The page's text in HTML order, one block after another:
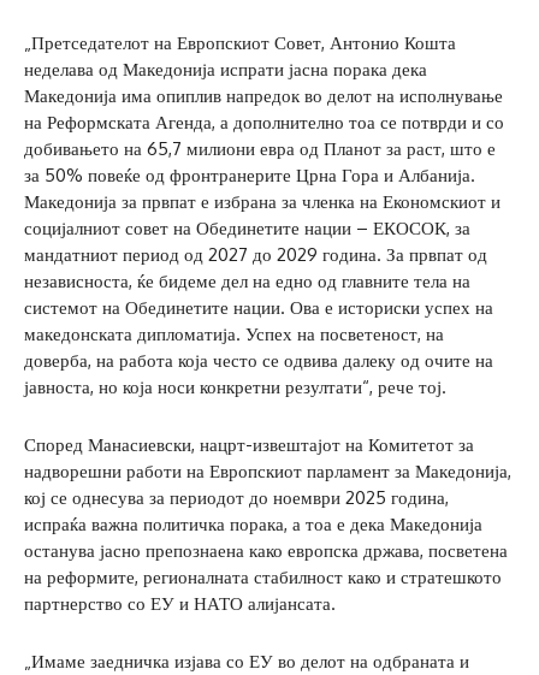
„Претседателот на Европскиот Совет, Антонио Кошта
неделава од Македонија испрати јасна порака дека
Македонија има опиплив напредок во делот на исполнување
на Реформската Агенда, а дополнително тоа се потврди и со
добивањето на 65,7 милиони евра од Планот за раст, што е
за 50% повеќе од фронтранерите Црна Гора и Албанија.
Македонија за првпат е избрана за членка на Економскиот и
социјалниот совет на Обединетите нации – ЕКОСОК, за
мандатниот период од 2027 до 2029 година. За првпат од
независноста, ќе бидеме дел на едно од главните тела на
системот на Обединетите нации. Ова е историски успех на
македонската дипломатија. Успех на посветеност, на
доверба, на работа која често се одвива далеку од очите на
јавноста, но која носи конкретни резултати“, рече тој.
Според Манасиевски, нацрт-извештајот на Комитетот за
надворешни работи на Европскиот парламент за Македонија,
кој се однесува за периодот до ноември 2025 година,
испраќа важна политичка порака, а тоа е дека Македонија
останува јасно препознаена како европска држава, посветена
на реформите, регионалната стабилност како и стратешкото
партнерство со ЕУ и НАТО алијансата.
„Имаме заедничка изјава со ЕУ во делот на одбраната и